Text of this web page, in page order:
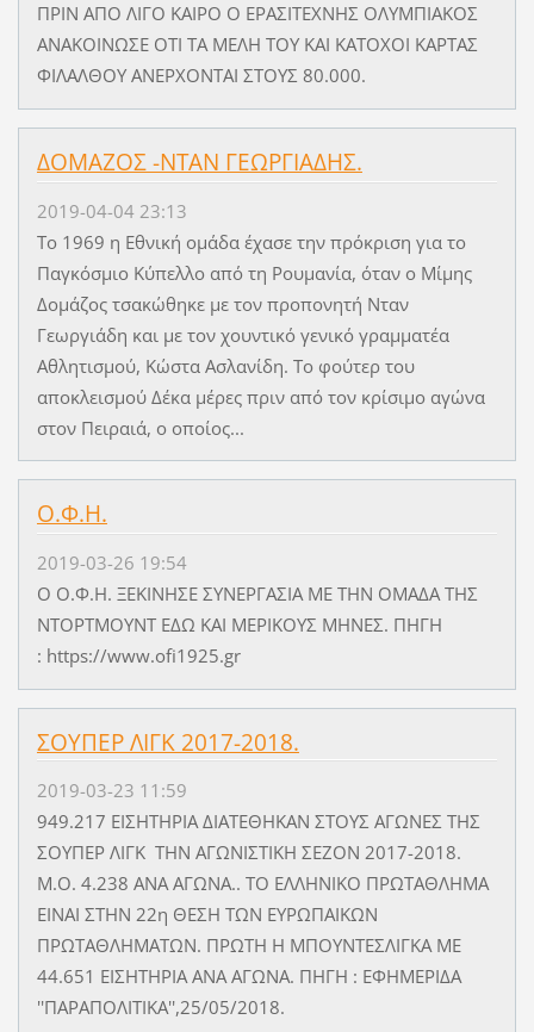
ΠΡΙΝ ΑΠΟ ΛΙΓΟ ΚΑΙΡΟ Ο ΕΡΑΣΙΤΕΧΝΗΣ ΟΛΥΜΠΙΑΚΟΣ
ΑΝΑΚΟΙΝΩΣΕ ΟΤΙ ΤΑ ΜΕΛΗ ΤΟΥ ΚΑΙ ΚΑΤΟΧΟΙ ΚΑΡΤΑΣ
ΦΙΛΑΛΘΟΥ ΑΝΕΡΧΟΝΤΑΙ ΣΤΟΥΣ 80.000.
ΔΟΜΑΖΟΣ -ΝΤΑΝ ΓΕΩΡΓΙΑΔΗΣ.
2019-04-04 23:13
Tο 1969 η Εθνική ομάδα έχασε την πρόκριση για το
Παγκόσμιο Κύπελλο από τη Ρουμανία, όταν ο Μίμης
Δομάζος τσακώθηκε με τον προπονητή Νταν
Γεωργιάδη και με τον χουντικό γενικό γραμματέα
Αθλητισμού, Κώστα Ασλανίδη. Το φούτερ του
αποκλεισμού Δέκα μέρες πριν από τον κρίσιμο αγώνα
στον Πειραιά, ο οποίος...
Ο.Φ.Η.
2019-03-26 19:54
Ο Ο.Φ.Η. ΞΕΚΙΝΗΣΕ ΣΥΝΕΡΓΑΣΙΑ ΜΕ ΤΗΝ ΟΜΑΔΑ ΤΗΣ
ΝΤΟΡΤΜΟΥΝΤ ΕΔΩ ΚΑΙ ΜΕΡΙΚΟΥΣ ΜΗΝΕΣ. ΠΗΓΗ
: https://www.ofi1925.gr
ΣΟΥΠΕΡ ΛΙΓΚ 2017-2018.
2019-03-23 11:59
949.217 ΕΙΣΗΤΗΡΙΑ ΔΙΑΤΕΘΗΚΑΝ ΣΤΟΥΣ ΑΓΩΝΕΣ ΤΗΣ
ΣΟΥΠΕΡ ΛΙΓΚ ΤΗΝ ΑΓΩΝΙΣΤΙΚΗ ΣΕΖΟΝ 2017-2018.
Μ.Ο. 4.238 ΑΝΑ ΑΓΩΝΑ.. ΤΟ ΕΛΛΗΝΙΚΟ ΠΡΩΤΑΘΛΗΜΑ
ΕΙΝΑΙ ΣΤΗΝ 22η ΘΕΣΗ ΤΩΝ ΕΥΡΩΠΑΙΚΩΝ
ΠΡΩΤΑΘΛΗΜΑΤΩΝ. ΠΡΩΤΗ Η ΜΠΟΥΝΤΕΣΛΙΓΚΑ ΜΕ
44.651 ΕΙΣΗΤΗΡΙΑ ΑΝΑ ΑΓΩΝΑ. ΠΗΓΗ : ΕΦΗΜΕΡΙΔΑ
''ΠΑΡΑΠΟΛΙΤΙΚΑ'',25/05/2018.